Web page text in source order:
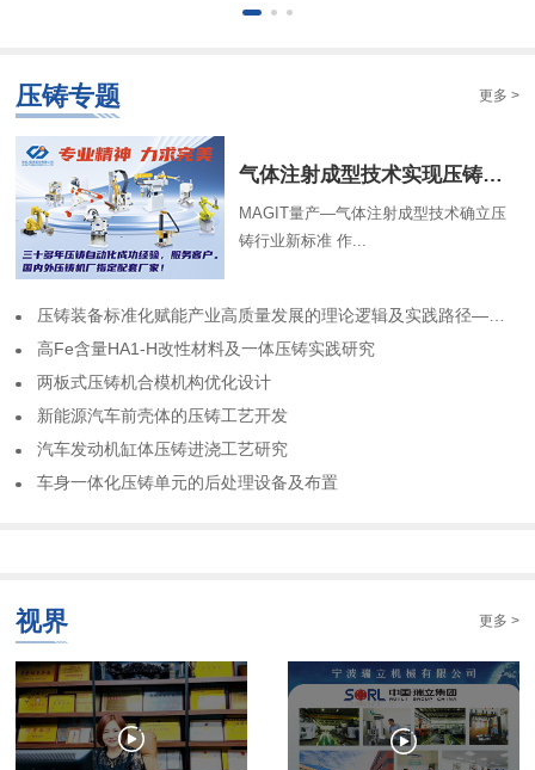
压铸专题 更多 >
气体注射成型技术实现压铸中空结构
MAGIT量产—气体注射成型技术确立压
铸行业新标准 作...
​压铸装备标准化赋能产业高质量发展的理论逻辑及实践路径——基于力劲集团标准化实践历程的回顾
高Fe含量HA1-H改性材料及一体压铸实践研究
两板式压铸机合模机构优化设计
​新能源汽车前壳体的压铸工艺开发
​汽车发动机缸体压铸进浇工艺研究
车身一体化压铸单元的后处理设备及布置
视界 更多 >